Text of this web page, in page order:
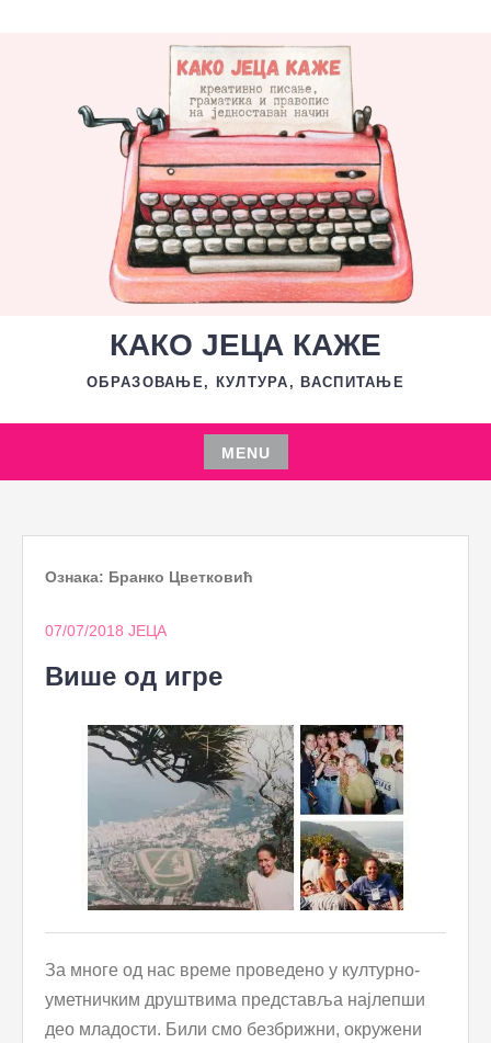
КАКО ЈЕЦА КАЖЕ
ОБРАЗОВАЊЕ, КУЛТУРА, ВАСПИТАЊЕ
MENU
Skip
content
Ознака: Бранко Цветковић
07/07/2018 ЈЕЦА
Више од игре
За многе од нас време проведено у културно-
уметничким друштвима представља најлепши
део младости. Били смо безбрижни, окружени